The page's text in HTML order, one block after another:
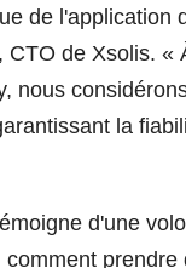
de l'application
CTO de Xsolis. «
nous
la
d'une